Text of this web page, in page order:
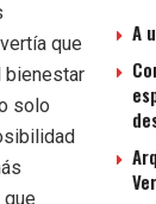
A
que
bienestar
solo